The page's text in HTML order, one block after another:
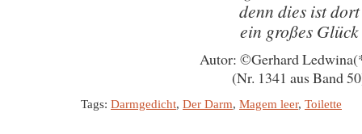
denn dies ist dort
ein großes Glück
Autor: ©Gerhard
(Nr. 1341 aus Band
Tags: Darmgedicht, Der Darm, Magem leer, Toilette